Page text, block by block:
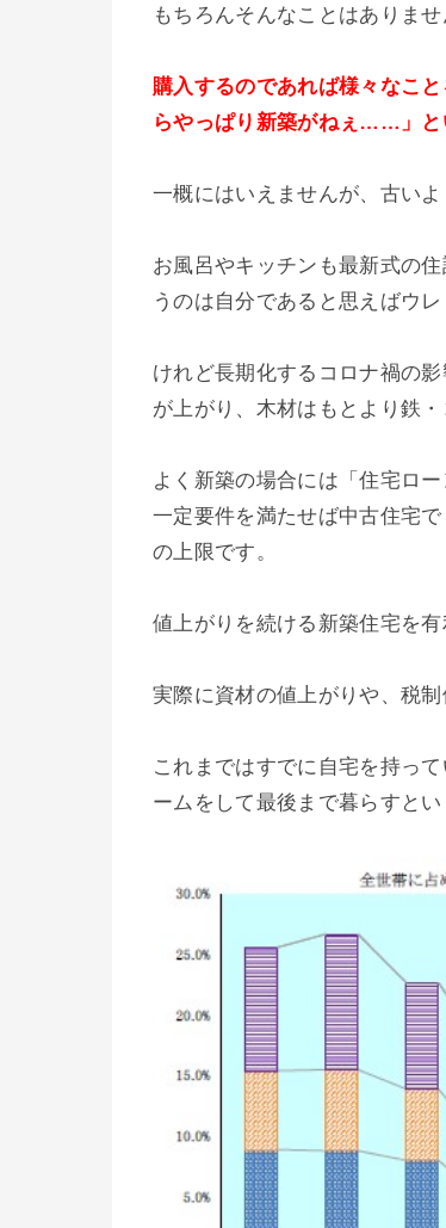
もちろんそんなことはありませ
購入するのであれば様々なこ
らやっぱり新築がねぇ……」と
一概にはいえませんが、古い
お風呂やキッチンも最新式の
うのは自分であると思えばウ
けれど長期化するコロナ禍の
が上がり、木材はもとより鉄
よく新築の場合には「住宅ロ
一定要件を満たせば中古住宅
の上限です。
値上がりを続ける新築住宅を
実際に資材の値上がりや、税
これまではすでに自宅を持っ
ームをして最後まで暮らすと